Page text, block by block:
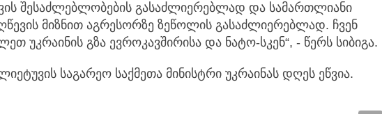
შესაძლებლობების გასაძლიერებლად და სამართლიანი
მიზნით აგრესორზე ზეწოლის გასაძლიერებლად. ჩვენ
უკრაინის გზა ევროკავშირისა და ნატო-სკენ“, - წერს სიბიგა.
საგარეო საქმეთა მინისტრი უკრაინას დღეს ეწვია.